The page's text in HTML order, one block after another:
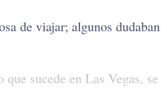
de viajar; algunos dudaban
sucede en Las Vegas, se